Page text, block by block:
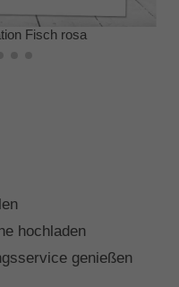
Fisch rosa
hochladen
genießen